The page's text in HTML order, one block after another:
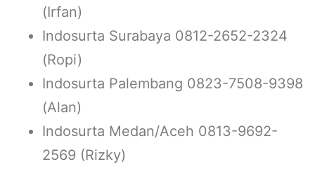
(Irfan)
Indosurta Surabaya 0812-2652-2324
(Ropi)
Indosurta Palembang 0823-7508-9398
(Alan)
Indosurta Medan/Aceh 0813-9692-
2569 (Rizky)